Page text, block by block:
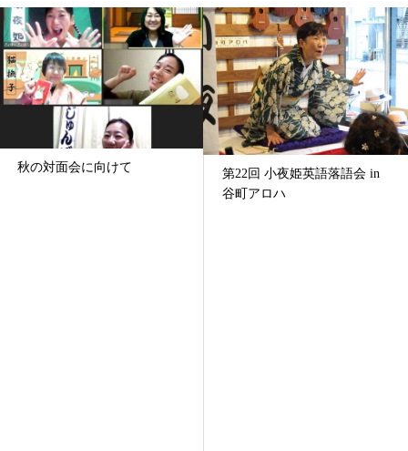
第22回 小夜姫英語落語会 in
発起塾 英語落語指導①